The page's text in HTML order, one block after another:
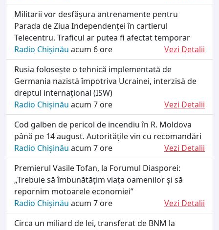
Militarii vor desfășura antrenamente pentru
Parada de Ziua Independenței în cartierul
Telecentru. Traficul ar putea fi afectat temporar
Radio Chișinău acum 6 ore
Vezi Detalii
Rusia folosește o tehnică implementată de
Germania nazistă împotriva Ucrainei, interzisă de
dreptul internațional (ISW)
Radio Chișinău acum 7 ore
Vezi Detalii
Cod galben de pericol de incendiu în R. Moldova
până pe 14 august. Autoritățile vin cu recomandări
Radio Chișinău acum 7 ore
Vezi Detalii
Premierul Vasile Tofan, la Forumul Diasporei:
„Trebuie să îmbunătățim viața oamenilor și să
repornim motoarele economiei”
Radio Chișinău acum 7 ore
Vezi Detalii
Circa un miliard de lei, transferat de BNM la